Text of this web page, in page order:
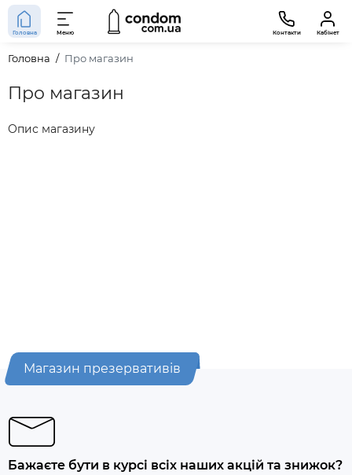
Головна Меню Контакти Кабінет
Головна Про магазин
Про магазин
Опис магазину
Магазин презервативів
Бажаєте бути в курсі всіх наших акцій та знижок?